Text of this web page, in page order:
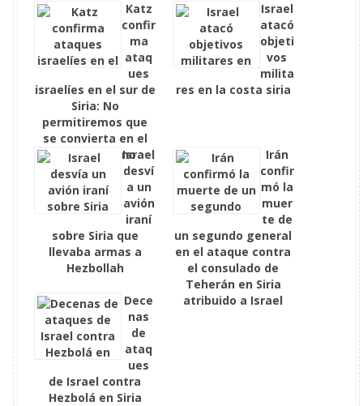
Katz
confir
ma
ataq
ues
israelíes en el sur de
Siria: No
permitiremos que
se convierta en el
sur del Líbano
Israel
atacó
objeti
vos
milita
res en la costa siria
Israel
desví
a un
avión
iraní
sobre Siria que
llevaba armas a
Hezbollah
Irán
confir
mó la
muer
te de
un segundo general
en el ataque contra
el consulado de
Teherán en Siria
atribuido a Israel
Dece
nas
de
ataq
ues
de Israel contra
Hezbolá en Siria